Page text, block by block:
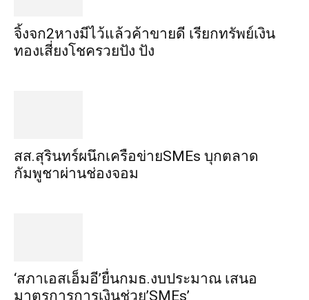
จิ้งจก​2​หาง​มีไว้แล้ว​ค้าขาย​ดี​ เรียก​ทรัพย์เงิน
ทอง​เสี่ยงโชค​รวยปัง​ ปัง​
สส.สุรินทร์ผนึกเครือข่ายSMEs บุกตลาด
กัมพูชาผ่านช่องจอม
‘สภาเอสเอ็มอี’ยื่นกมธ.งบประมาณ เสนอ
มาตรการการเงินช่วย’SMEs’